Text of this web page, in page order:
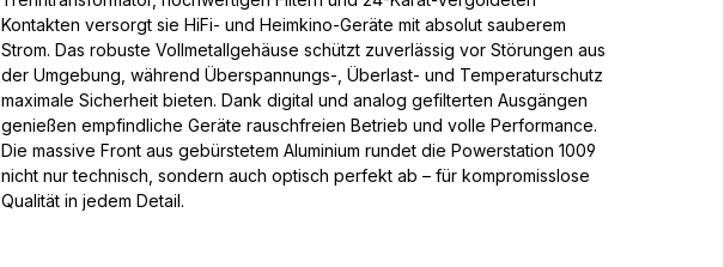
Kontakten versorgt sie HiFi- und Heimkino-Geräte mit absolut sauberem
Strom. Das robuste Vollmetallgehäuse schützt zuverlässig vor Störungen aus
der Umgebung, während Überspannungs-, Überlast- und Temperaturschutz
maximale Sicherheit bieten. Dank digital und analog gefilterten Ausgängen
genießen empfindliche Geräte rauschfreien Betrieb und volle Performance.
Die massive Front aus gebürstetem Aluminium rundet die Powerstation 1009
nicht nur technisch, sondern auch optisch perfekt ab – für kompromisslose
Qualität in jedem Detail.